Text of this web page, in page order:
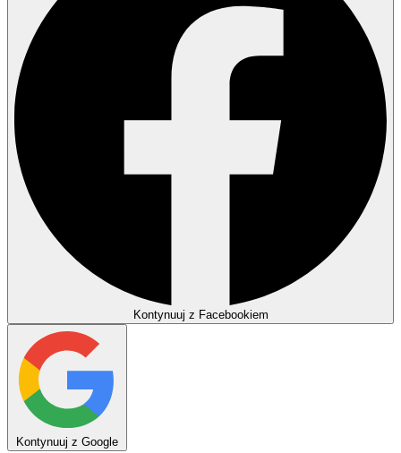
Kontynuuj z Facebookiem
Kontynuuj z Google